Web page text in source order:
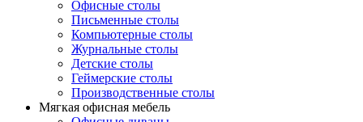
Офисные столы
Письменные столы
Компьютерные столы
Журнальные столы
Детские столы
Геймерские столы
Производственные столы
Мягкая офисная мебель